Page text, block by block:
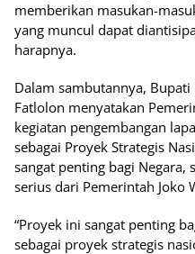
memberikan masukan-
yang muncul dapat
harapnya.
Dalam sambutannya,
Fatlolon menyatakan
kegiatan pengembangan
sebagai Proyek Strategis
sangat penting bagi Negara,
serius dari Pemerintah Joko
“Proyek ini sangat penting
sebagai proyek strategis